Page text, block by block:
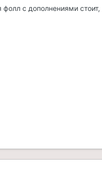
с дополнениями стоит,